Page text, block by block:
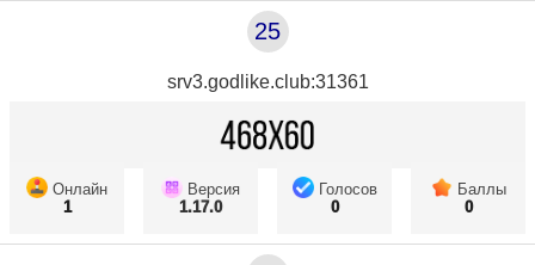
25
srv3.godlike.club:31361
Онлайн
1
Версия
1.17.0
Голосов
0
Баллы
0